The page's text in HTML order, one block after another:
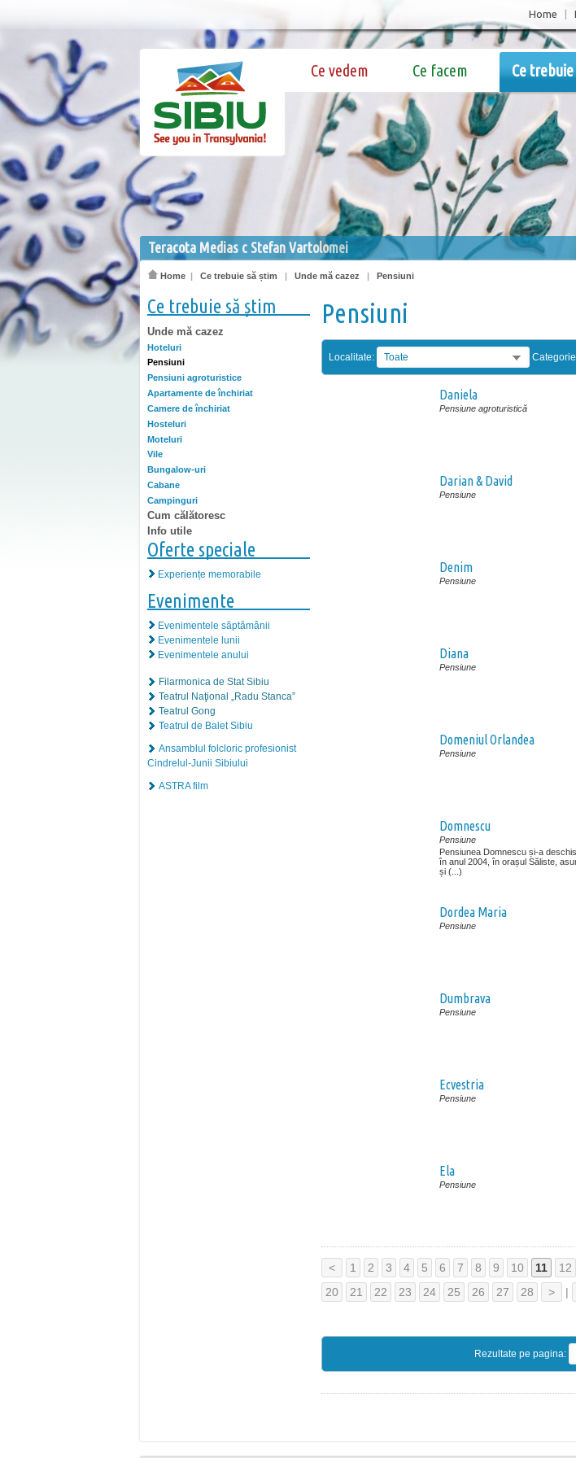
Home
Ce vedem Ce facem Ce
Teracota Medias c Stefan Vartolomei
Home | Ce trebuie să știm | Unde mă cazez | Pensiuni
Ce trebuie să știm
Unde mă cazez
Hoteluri
Pensiuni
Pensiuni agroturistice
Apartamente de închiriat
Camere de închiriat
Hosteluri
Moteluri
Vile
Bungalow-uri
Cabane
Campinguri
Cum călătoresc
Info utile
Oferte speciale
Experiențe memorabile
Evenimente
Evenimentele săptămânii
Evenimentele lunii
Evenimentele anului
Filarmonica de Stat Sibiu
Teatrul Naţional „Radu Stanca”
Teatrul Gong
Teatrul de Balet Sibiu
Ansamblul folcloric profesionist
Cindrelul-Junii Sibiului
ASTRA film
Pensiuni
Localitate: Toate
Daniela
Pensiune agroturistică
Darian & David
Pensiune
Denim
Pensiune
Diana
Pensiune
Domeniul Orlandea
Pensiune
Domnescu
Pensiune
Pensiunea Domnescu și-a
în anul 2004, în orașul Săliste,
și (...)
Dordea Maria
Pensiune
Dumbrava
Pensiune
Ecvestria
Pensiune
Ela
Pensiune
< 1 2 3 4 5 6 7 8 9 10 11 12
20
21 22 23 24 25 26 27 28 > |
Rezultate pe pagina: